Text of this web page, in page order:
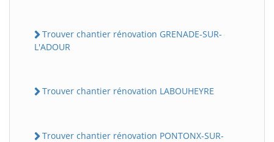
Trouver chantier rénovation GRENADE-SUR-
L'ADOUR
Trouver chantier rénovation LABOUHEYRE
Trouver chantier rénovation PONTONX-SUR-